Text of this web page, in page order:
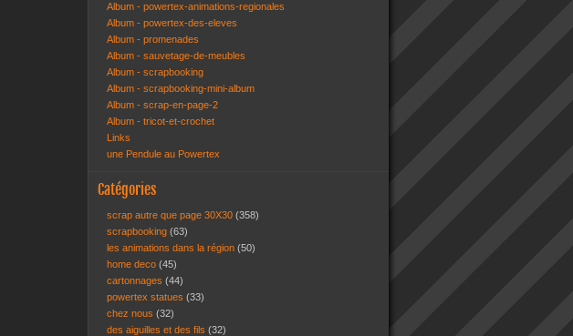
Album - powertex-animations-regionales
Album - powertex-des-eleves
Album - promenades
Album - sauvetage-de-meubles
Album - scrapbooking
Album - scrapbooking-mini-album
Album - scrap-en-page-2
Album - tricot-et-crochet
Links
une Pendule au Powertex
Catégories
scrap autre que page 30X30 (358)
scrapbooking (63)
les animations dans la région (50)
home deco (45)
cartonnages (44)
powertex statues (33)
chez nous (32)
des aiguilles et des fils (32)